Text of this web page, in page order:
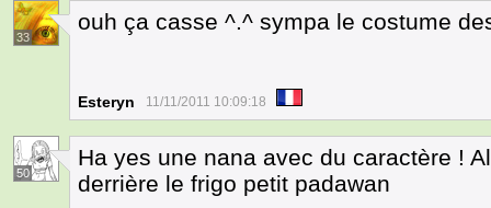
33
ouh ça casse ^.^ sympa le costume
Esteryn 11/11/2011 10:09:18
50
Ha yes une nana avec du caractère !
derrière le frigo petit padawan